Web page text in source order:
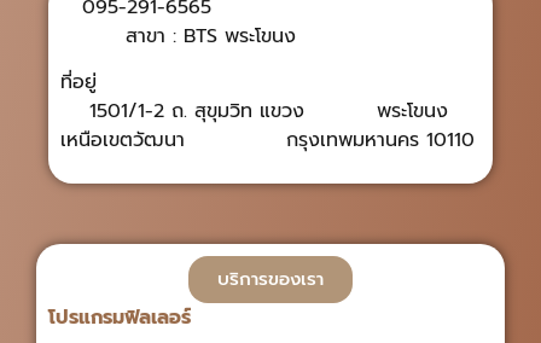
095-291-6565
สาขา : BTS พระโขนง
ที่อยู่
1501/1-2 ถ. สุขุมวิท แขวง พระโขนง
เหนือเขตวัฒนา กรุงเทพมหานคร 10110
บริการของเรา
โปรแกรมฟิลเลอร์